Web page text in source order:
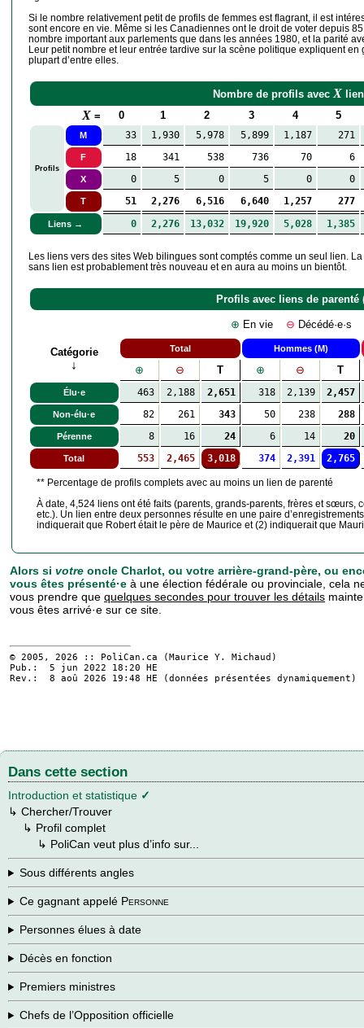
Si le nombre relativement petit de profils de femmes est flagrant, il est
sont encore en vie. Même si les Canadiennes ont le droit de voter depuis
nombre important aux parlements que dans les années 1980, et la parité avec
Leur petit nombre et leur entrée tardive sur la scène politique expliquent
plupart d’entre elles.
Nombre de profils avecX
X = 0 1 2 3 4 5
Profils
M 33 1,930 5,978 5,899 1,187 271
F 18 341 538 736 70 6
X 0 5 0 5 0 0
T 51 2,276 6,516 6,640 1,257 277
Liens → 0 2,276 13,032 19,920 5,028 1,385
Les liens vers des sites Web bilingues sont comptés comme un seul lien.
sans lien est probablement très nouveau et en aura au moins un bientôt.
Profils avec liens de parenté
⊕ En vie ⊖
Catégorie
↓
Total Hommes (M)
⊕ ⊖ T ⊕ ⊖ T
Élu·e 463 2,188 2,651 318 2,139 2,457
Non-élu·e 82 261 343 50 238 288
Pérenne 8 16 24 6 14 20
Total 553 2,465 3,018 374 2,391 2,765
** Percentage de profils complets avec au moins un lien de parenté
À date, 4,524 liens ont été faits (parents, grands-parents, frères et sœurs,
etc.). Un lien entre deux personnes résulte en une paire
indiquerait que Robert était le père de Maurice et (2) indiquerait que
Alors si votre oncle Charlot, ou votre arrière-grand-père, ou
vous êtes présenté·e à une élection fédérale ou provinciale, cela
vous prendre que quelques secondes pour trouver les détails
vous êtes arrivé·e sur ce site.
© 2005, 2026 :: PoliCan.ca ( Maurice Y. Michaud )
Pub.: 5 jun 2022 18:20 HE
Rev.: 8 aoû 2026 19:48 HE (données présentées dynamiquement)
Dans cette section
Introduction et statistique ✓
↳ Chercher/Trouver
↳ Profil complet
↳ PoliCan veut plus d’info sur...
Sous différents angles
Ce gagnant appelé Personne
Personnes élues à date
Décès en fonction
Premiers ministres
Chefs de l’Opposition officielle